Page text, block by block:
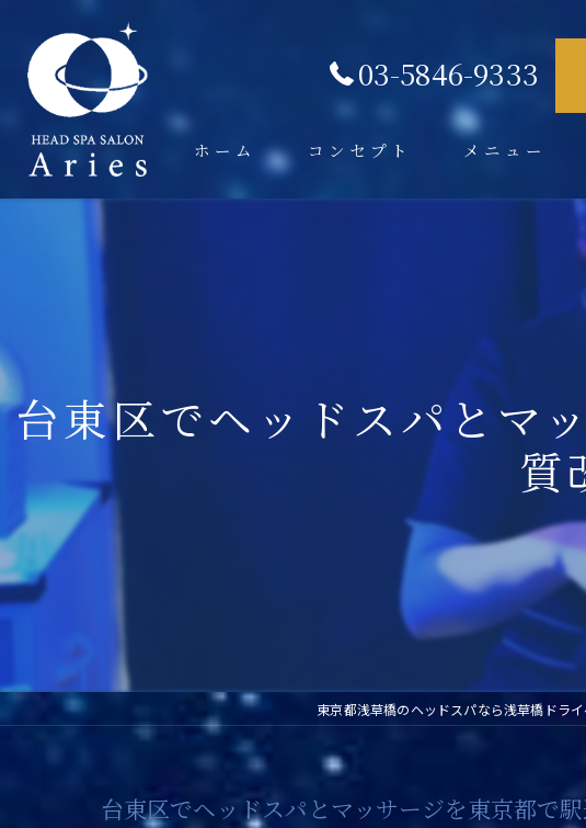
03-5846-9333
ホーム コンセプト メニュー
台東区でヘッドスパとマ
質
東京都浅草橋のヘッドスパなら浅草橋ドラ
台東区でヘッドスパとマッサージを東京都で